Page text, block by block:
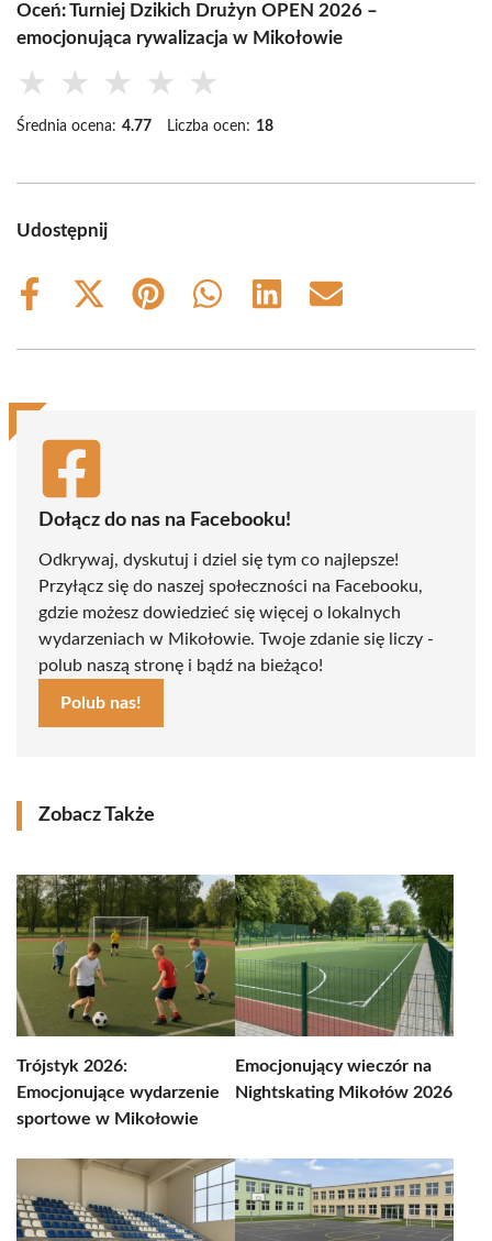
Oceń: Turniej Dzikich Drużyn OPEN 2026 –
emocjonująca rywalizacja w Mikołowie
★ ★ ★ ★ ★
Średnia ocena: 4.77 Liczba ocen: 18
Udostępnij
Share
Share
(Twitter)
Share
Share
Share
Share
Dołącz do nas na Facebooku!
Odkrywaj, dyskutuj i dziel się tym co najlepsze!
Przyłącz się do naszej społeczności na Facebooku,
gdzie możesz dowiedzieć się więcej o lokalnych
wydarzeniach w Mikołowie. Twoje zdanie się liczy -
polub naszą stronę i bądź na bieżąco!
Polub nas!
Zobacz Także
Trójstyk 2026:
Emocjonujące wydarzenie
sportowe w Mikołowie
Emocjonujący wieczór na
Nightskating Mikołów 2026